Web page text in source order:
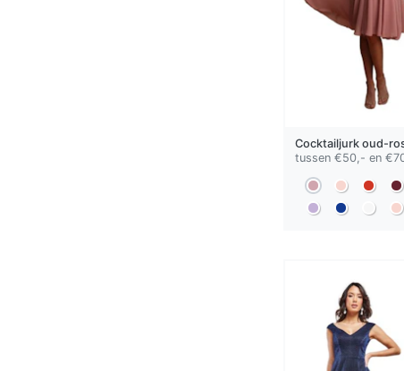
Cocktailjurk oud-
tussen €50,- en